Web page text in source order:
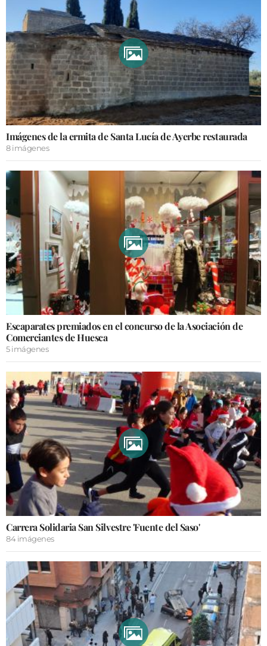
Imágenes de la ermita de Santa Lucía de Ayerbe restaurada
8 imágenes
Escaparates premiados en el concurso de la Asociación de
Comerciantes de Huesca
5 imágenes
Carrera Solidaria San Silvestre 'Fuente del Saso'
84 imágenes